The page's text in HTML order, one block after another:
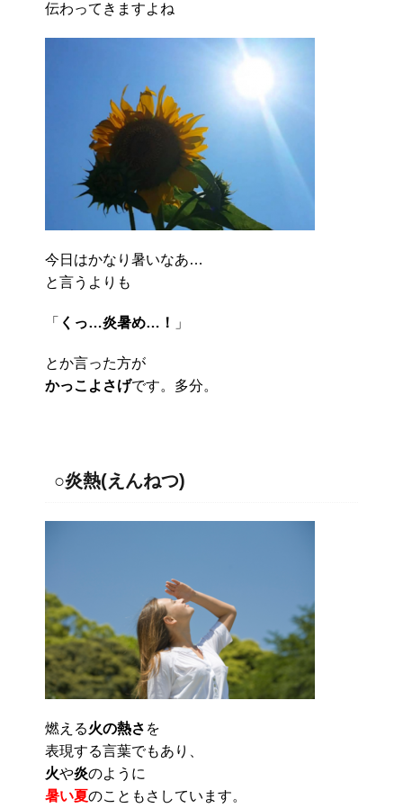
伝わってきますよね
今日はかなり暑いなあ…
と言うよりも
「 くっ…炎暑め…！ 」
とか言った方が
かっこよさげです。多分。
○炎熱(えんねつ)
燃える火の熱さ を
表現する言葉でもあり、
火や炎のように
暑い夏のこともさしています。